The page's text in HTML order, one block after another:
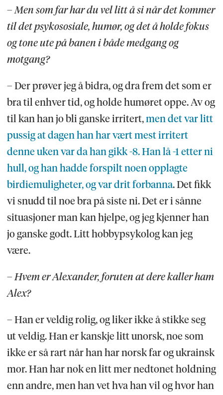
– Men som far har du vel litt å si når det kommer
til det psykososiale, humør, og det å holde fokus
og tone ute på banen i både medgang og
motgang?
– Der prøver jeg å bidra, og dra frem det som er
bra til enhver tid, og holde humøret oppe. Av og
til kan han jo bli ganske irritert,men det var litt
pussig at dagen han har vært mest irritert
denne uken var da han gikk -8. Han lå -1 etter ni
hull, og han hadde forspilt noen opplagte
birdiemuligheter, og var drit forbanna. Det fikk
vi snudd til noe bra på siste ni. Det er i sånne
situasjoner man kan hjelpe, og jeg kjenner han
jo ganske godt. Litt hobbypsykolog kan jeg
være.
– Hvem er Alexander, foruten at dere kaller ham
Alex?
– Han er veldig rolig, og liker ikke å stikke seg
ut veldig. Han er kanskje litt unorsk, noe som
ikke er så rart når han har norsk far og ukrainsk
mor. Han har nok en litt mer nedtonet holdning
enn andre, men han vet hva han vil og hvor han